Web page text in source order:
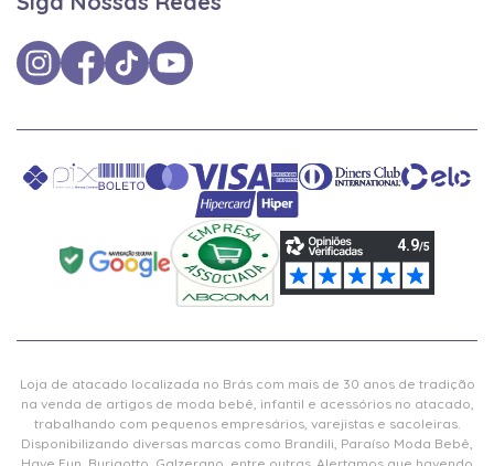
Loja de atacado localizada no Brás com mais de 30 anos de tradição
na venda de artigos de moda bebê, infantil e acessórios no atacado,
trabalhando com pequenos empresários, varejistas e sacoleiras.
Disponibilizando diversas marcas como Brandili, Paraíso Moda Bebê,